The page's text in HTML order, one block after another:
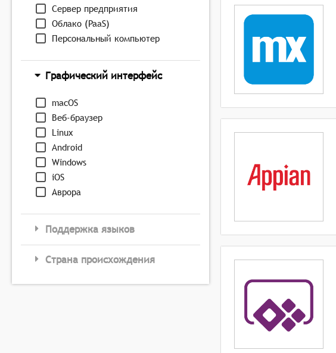
Сервер предприятия
Облако (PaaS)
Персональный компьютер
Графический интерфейс
macOS
Веб-браузер
Linux
Android
Windows
iOS
Аврора
Поддержка языков
Страна происхождения